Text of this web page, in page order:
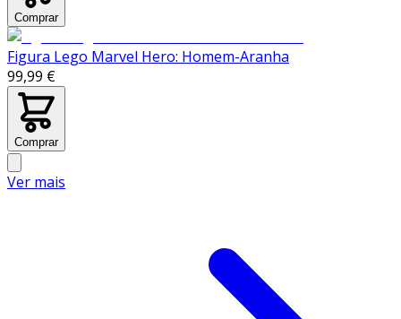
Comprar
Figura Lego Marvel Hero: Homem-Aranha
99,99 €
Comprar
Ver mais